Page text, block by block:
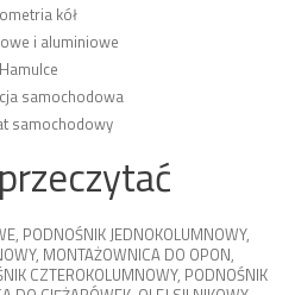
kół
i aluminiowe
Hamulce
samochodowa
samochodowy
, PODNOŚNIK JEDNOKOLUMNOWY,
, MONTAŻOWNICA DO OPON,
CZTEROKOLUMNOWY, PODNOŚNIK